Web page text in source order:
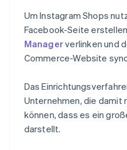
Um Instagram Shops
Facebook-Seite
Managerverlinken und
Commerce-Website
Das
Unternehmen, die damit
können, dass es ein
darstellt.